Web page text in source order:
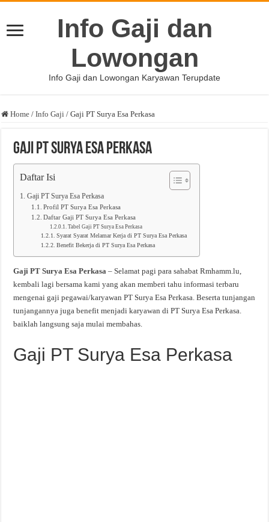
Info Gaji dan
Lowongan
Info Gaji dan Lowongan Karyawan Terupdate
Home / Info Gaji / Gaji PT Surya Esa Perkasa
Gaji PT Surya Esa Perkasa
Daftar Isi
Gaji PT Surya Esa Perkasa
Profil PT Surya Esa Perkasa
Daftar Gaji PT Surya Esa Perkasa
Tabel Gaji PT Surya Esa Perkasa
Syarat Syarat Melamar Kerja di PT Surya Esa Perkasa
Benefit Bekerja di PT Surya Esa Perkasa
Gaji PT Surya Esa Perkasa – Selamat pagi para sahabat Rmhamm.lu,
kembali lagi bersama kami yang akan memberi tahu informasi terbaru
mengenai gaji pegawai/karyawan PT Surya Esa Perkasa. Beserta tunjangan
tunjangannya juga benefit menjadi karyawan di PT Surya Esa Perkasa.
baiklah langsung saja mulai membahas.
Gaji PT Surya Esa Perkasa